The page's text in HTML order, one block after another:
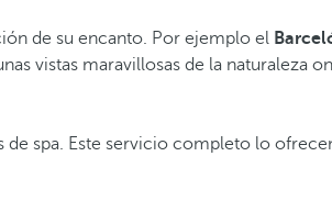
de su encanto. Por ejemplo el
vistas maravillosas de la naturaleza
de spa. Este servicio completo lo